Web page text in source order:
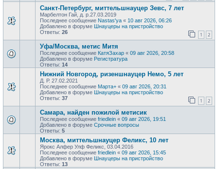
Санкт-Петербург, миттельшнауцер Зевс, 7 лет
Марбелтон Гай, д. р.27.03.2019
Последнее сообщение Nastas'ya « 10 авг 2026, 06:26
Добавлено в форуме Шнауцеры на пристройство
Ответы: 26 1 2
Уфа/Москва, метис Митя
Последнее сообщение КатяЗахар « 09 авг 2026, 20:58
Добавлено в форуме Регистратура
Ответы: 14
Нижний Новгород, ризеншнауцер Немо, 5 лет
Д. Р. 27.02.2021
Последнее сообщение Марта+ « 09 авг 2026, 20:31
Добавлено в форуме Шнауцеры на пристройство
Ответы: 37 1 2
Самара, найден пожилой метисик
Последнее сообщение friedlein « 09 авг 2026, 19:51
Добавлено в форуме Срочные вопросы
Ответы: 5
Москва, миттельшнауцер Феликс, 10 лет
Ярокс Алфер Улф Феликс, 03.04.2016
Последнее сообщение friedlein « 09 авг 2026, 15:45
Добавлено в форуме Шнауцеры на пристройство
Ответы: 13